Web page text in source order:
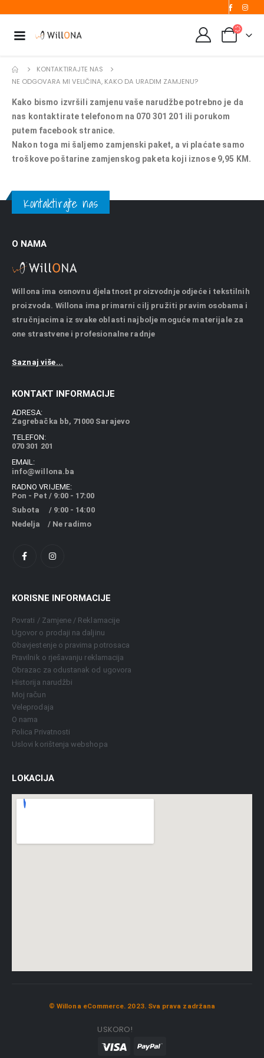
KONTAKTIRAJTE NAS
NE ODGOVARA MI VELIČINA, KAKO DA URADIM ZAMJENU?
Kako bismo izvršili zamjenu vaše narudžbe potrebno je da
nas kontaktirate telefonom na 070 301 201 ili porukom
putem facebook stranice.
Nakon toga mi šaljemo zamjenski paket, a vi plaćate samo
troškove poštarine zamjenskog paketa koji iznose 9,95 KM.
Kontaktirajte nas
O NAMA
Willona ima osnovnu djelatnost proizvodnje odjeće i tekstilnih
proizvoda. Willona ima primarni cilj pružiti pravim osobama i
stručnjacima iz svake oblasti najbolje moguće materijale za
one strastvene i profesionalne radnje
Saznaj više...
KONTAKT INFORMACIJE
ADRESA:
Zagrebačka bb, 71000 Sarajevo
TELEFON:
070 301 201
EMAIL:
info@willona.ba
RADNO VRIJEME:
Pon - Pet / 9:00 - 17:00
Subota / 9:00 - 14:00
Nedelja / Ne radimo
KORISNE INFORMACIJE
Povrati / Zamjene / Reklamacije
Ugovor o prodaji na daljinu
Obavjestenje o pravima potrosaca
Pravilnik o rješavanju reklamacija
Obrazac za odustanak od ugovora
Historija narudžbi
Moj račun
Veleprodaja
O nama
Polica Privatnosti
Uslovi korištenja webshopa
LOKACIJA
© Willona eCommerce. 2023. Sva prava zadržana
USKORO!